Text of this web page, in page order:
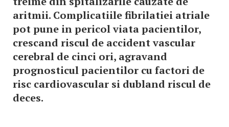
aritmii. Complicatiile fibrilatiei atriale
pot pune in pericol viata pacientilor,
crescand riscul de accident vascular
cerebral de cinci ori, agravand
prognosticul pacientilor cu factori de
risc cardiovascular si dubland riscul de
deces.